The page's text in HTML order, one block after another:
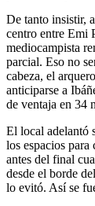
De tanto insistir,
centro entre Emi
mediocampista
parcial. Eso no
cabeza, el
anticiparse a
de ventaja en 34
El local adelantó
los espacios
antes del final
desde el borde
lo evitó. Así se